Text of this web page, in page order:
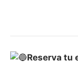
Reserva tu